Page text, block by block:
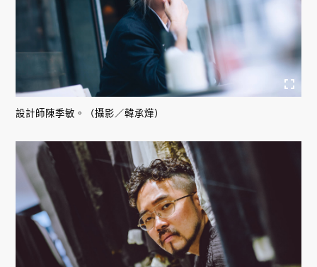
設計師陳季敏。（攝影／韓承燁）